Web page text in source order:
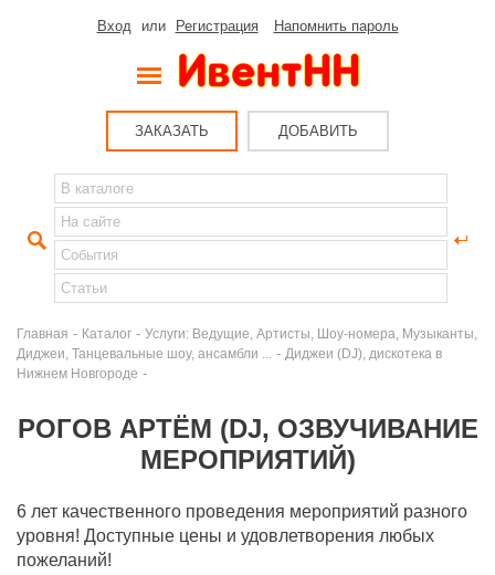
Вход или Регистрация Напомнить пароль
ЗАКАЗАТЬ ДОБАВИТЬ
Главная - Каталог - Услуги: Ведущие, Артисты, Шоу-номера, Музыканты,
Диджеи, Танцевальные шоу, ансамбли ...
- Диджеи (DJ), дискотека в
Нижнем Новгороде -
РОГОВ АРТЁМ (DJ, ОЗВУЧИВАНИЕ
МЕРОПРИЯТИЙ)
6 лет качественного проведения мероприятий разного
уровня! Доступные цены и удовлетворения любых
пожеланий!